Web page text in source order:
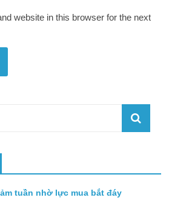
website in this browser for the next
tuần nhờ lực mua bắt đáy